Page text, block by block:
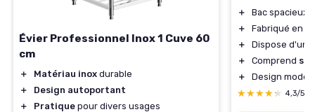
Évier Professionnel Inox 1 Cuve 60
cm
＋ Matériau inox durable
＋
Design autoportant
＋
Pratique pour divers usages
＋
Bac spacieux
＋
Fabriqué en
＋
Dispose d'un
＋
Comprend
＋
Design
★★★★★
★★★★★ 4,3/5